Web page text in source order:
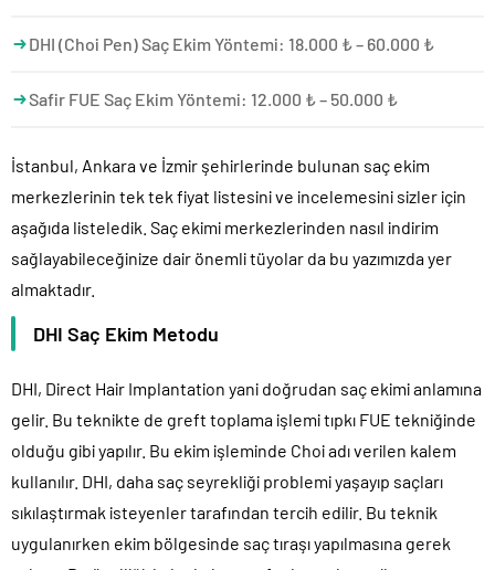
DHI (Choi Pen) Saç Ekim Yöntemi: 18.000 ₺ – 60.000 ₺
Safir FUE Saç Ekim Yöntemi: 12.000 ₺ – 50.000 ₺
İstanbul, Ankara ve İzmir şehirlerinde bulunan saç ekim
merkezlerinin tek tek fiyat listesini ve incelemesini sizler için
aşağıda listeledik. Saç ekimi merkezlerinden nasıl indirim
sağlayabileceğinize dair önemli tüyolar da bu yazımızda yer
almaktadır.
DHI Saç Ekim Metodu
DHI, Direct Hair Implantation yani doğrudan saç ekimi anlamına
gelir. Bu teknikte de greft toplama işlemi tıpkı FUE tekniğinde
olduğu gibi yapılır. Bu ekim işleminde Choi adı verilen kalem
kullanılır. DHI, daha saç seyrekliği problemi yaşayıp saçları
sıkılaştırmak isteyenler tarafından tercih edilir. Bu teknik
uygulanırken ekim bölgesinde saç tıraşı yapılmasına gerek